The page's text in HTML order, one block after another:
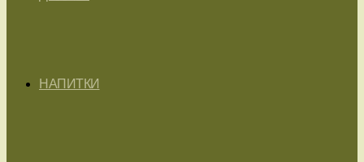
НАПИТКИ